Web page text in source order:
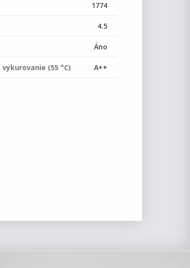
1774
4.5
Áno
(55 °C) A++